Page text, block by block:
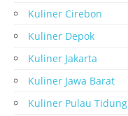
Kuliner Cirebon
Kuliner Depok
Kuliner Jakarta
Kuliner Jawa Barat
Kuliner Pulau Tidung